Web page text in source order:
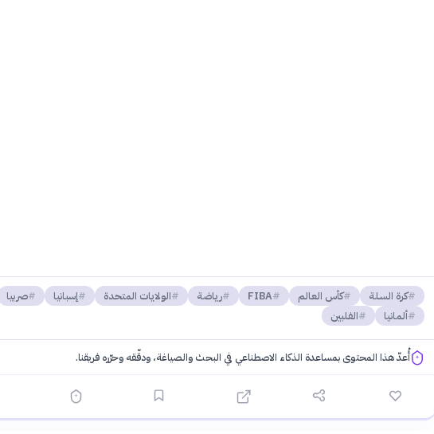
كرة السلة كأس العالم FIBA رياضة الولايات المتحدة إسبانيا
صربيا
ألمانيا
الفلبين
أُعدّ هذا المحتوى بمساعدة الذكاء الاصطناعي في البحث والصياغة، ودقّقه وحرّره فريقنا.